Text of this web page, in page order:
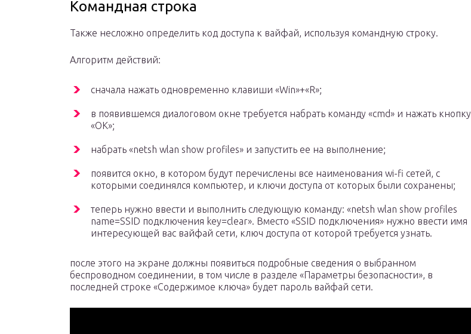
Командная строка
Также несложно определить код доступа к вайфай, используя командную строку.
Алгоритм действий:
сначала нажать одновременно клавиши «Win»+«R»;
в появившемся диалоговом окне требуется набрать команду «cmd» и нажать кнопку
«ОК»;
набрать «netsh wlan show profiles» и запустить ее на выполнение;
появится окно, в котором будут перечислены все наименования wi-fi сетей, с
которыми соединялся компьютер, и ключи доступа от которых были сохранены;
теперь нужно ввести и выполнить следующую команду: «netsh wlan show profiles
name=SSID подключения key=clear». Вместо «SSID подключения» нужно ввести имя
интересующей вас вайфай сети, ключ доступа от которой требуется узнать.
после этого на экране должны появиться подробные сведения о выбранном
беспроводном соединении, в том числе в разделе «Параметры безопасности», в
последней строке «Содержимое ключа» будет пароль вайфай сети.